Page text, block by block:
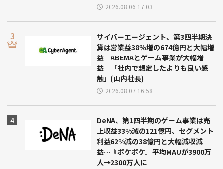
2026.08.06 17:03
サイバーエージェント、第3四半期決
算は営業益38％増の674億円と大幅増
益 ABEMAとゲーム事業が大幅増
益 「社内で想定したよりも良い感
触」(山内社長)
2026.08.07 16:58
DeNA、第1四半期のゲーム事業は売
上収益33%減の121億円、セグメント
利益62%減の38億円と大幅減収減
益…『ポケポケ』平均MAUが3900万
人→2300万人に